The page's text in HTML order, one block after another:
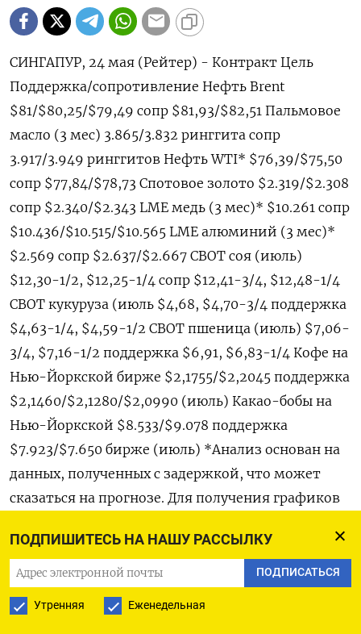
ПОДПИШИТЕСЬ НА НАШУ РАССЫЛКУ
ПОДПИСАТЬСЯ
Утренняя Еженедельная
СИНГАПУР, 24 мая (Рейтер) - Контракт Цель
Поддержка/сопротивление Нефть Brent
$81/$80,25/$79,49 сопр $81,93/$82,51 Пальмовое
масло (3 мес) 3.865/3.832 ринггита сопр
3.917/3.949 ринггитов Нефть WTI* $76,39/$75,50
сопр $77,84/$78,73 Спотовое золото $2.319/$2.308
сопр $2.340/$2.343 LME медь (3 мес)* $10.261 сопр
$10.436/$10.515/$10.565 LME алюминий (3 мес)*
$2.569 сопр $2.637/$2.667 CBOT соя (июль)
$12,30-1/2, $12,25-1/4 сопр $12,41-3/4, $12,48-1/4
CBOT кукуруза (июль $4,68, $4,70-3/4 поддержка
$4,63-1/4, $4,59-1/2 CBOT пшеница (июль) $7,06-
3/4, $7,16-1/2 поддержка $6,91, $6,83-1/4 Кофе на
Нью-Йоркской бирже $2,1755/$2,2045 поддержка
$2,1460/$2,1280/$2,0990 (июль) Какао-бобы на
Нью-Йоркской $8.533/$9.078 поддержка
$7.923/$7.650 бирже (июль) *Анализ основан на
данных, полученных с задержкой, что может
сказаться на прогнозе. Для получения графиков
сообщения. ** Ван Тао является техническим
аналитиком Рейтер по сырьевым и
энергетическим рынкам и выражает
собственное мнение. Информация в данном